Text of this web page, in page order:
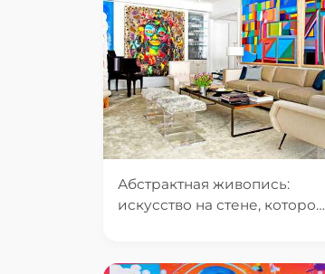
Абстрактная живопись:
искусство на стене, которое